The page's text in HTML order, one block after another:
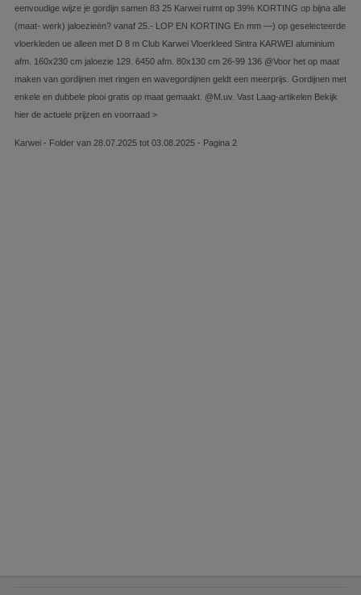
eenvoudige wijze je gordijn samen 83 25 Karwei ruimt op 39% KORTING op bijna alle
(maat- werk) jaloezieën? vanaf 25.- LOP EN KORTING En mm —) op geselecteerde
vloerkleden ue alleen met D 8 m Club Karwei Vloerkleed Sintra KARWEI aluminium
afm. 160x230 cm jaloezie 129. 6450 afm. 80x130 cm 26-99 136 @Voor het op maat
maken van gordijnen met ringen en wavegordijnen geldt een meerprijs. Gordijnen met
enkele en dubbele plooi gratis op maat gemaakt. @M.uv. Vast Laag-artikelen Bekijk
hier de actuele prijzen en voorraad >
Karwei - Folder van 28.07.2025 tot 03.08.2025 - Pagina 2